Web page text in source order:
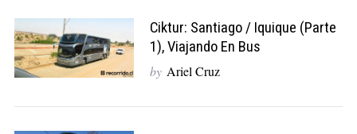
Ciktur: Santiago / Iquique (Parte
1), Viajando En Bus
by Ariel Cruz